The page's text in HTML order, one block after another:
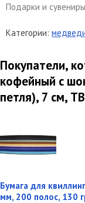
Подарки и сувениры
Категории:
Покупатели,
кофейный с
петля), 7 см,
Бумага для
мм, 200 полос, 130